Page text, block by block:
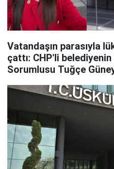
Vatandaşın parasıyla
çattı: CHP'li
Sorumlusu Tuğçe